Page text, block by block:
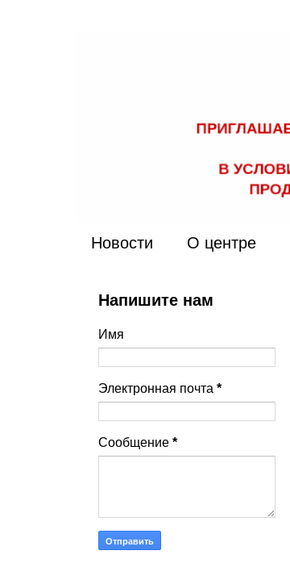
Новости О центре
Напишите нам
Имя
Электронная почта *
Сообщение *